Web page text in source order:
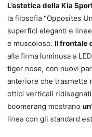
L’estetica della Kia
la filosofia “Opposites
superfici eleganti e
e muscoloso. Il frontale
alla firma luminosa a
tiger nose, con nuovi
anteriore che trasmette
ottici verticali ridisegnati
boomerang mostrano
linea con gli standard